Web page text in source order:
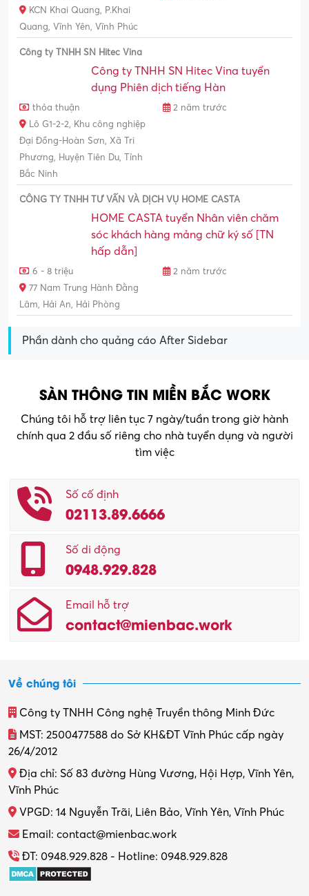
KCN Khai Quang, P.Khai
Quang, Vĩnh Yên, Vĩnh Phúc
Công ty TNHH SN Hitec Vina
Công ty TNHH SN Hitec Vina tuyển
dụng Phiên dịch tiếng Hàn
thỏa thuận
2 năm trước
Lô G1-2-2, Khu công nghiệp
Đại Đồng-Hoàn Sơn, Xã Tri
Phương, Huyện Tiên Du, Tỉnh
Bắc Ninh
CÔNG TY TNHH TƯ VẤN VÀ DỊCH VỤ HOME CASTA
HOME CASTA tuyển Nhân viên chăm
sóc khách hàng mảng chữ ký số [TN
hấp dẫn]
6 - 8 triệu
2 năm trước
77 Nam Trung Hành Đằng
Lâm, Hải An, Hải Phòng
Phần dành cho quảng cáo After Sidebar
SÀN THÔNG TIN MIỀN BẮC WORK
Chúng tôi hỗ trợ liên tục 7 ngày/tuần trong giờ hành
chính qua 2 đầu số riêng cho nhà tuyển dụng và người
tìm việc
Số cố định
02113.89.6666
Số di động
0948.929.828
Email hỗ trợ
contact@mienbac.work
Về chúng tôi
Công ty TNHH Công nghệ Truyền thông Minh Đức
MST: 2500477588 do Sở KH&ĐT Vĩnh Phúc cấp ngày
26/4/2012
Địa chỉ: Số 83 đường Hùng Vương, Hội Hợp, Vĩnh Yên,
Vĩnh Phúc
VPGD: 14 Nguyễn Trãi, Liên Bảo, Vĩnh Yên, Vĩnh Phúc
Email: contact@mienbac.work
ĐT: 0948.929.828 - Hotline: 0948.929.828